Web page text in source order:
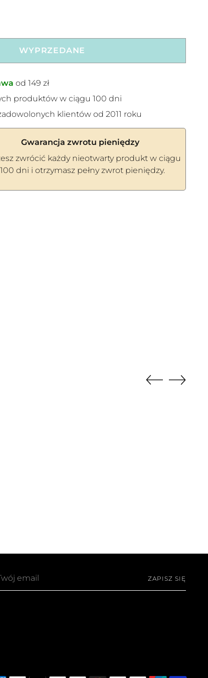
WYPRZEDANE
od 149 zł
produktów w ciągu 100 dni
klientów od 2011 roku
Gwarancja zwrotu pieniędzy
zwrócić każdy nieotwarty produkt w ciągu
100 dni i otrzymasz pełny zwrot pieniędzy.
ZAPISZ SIĘ